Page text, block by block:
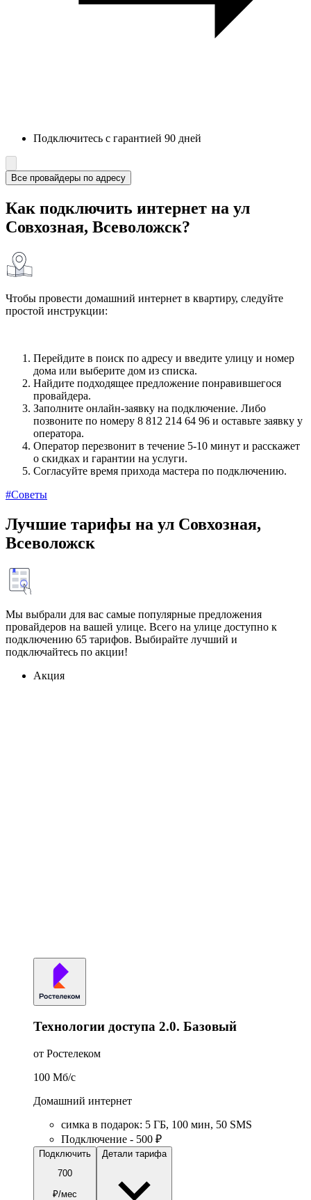
Подключитесь с гарантией 90 дней
Все провайдеры по адресу
Как подключить интернет на ул
Совхозная, Всеволожск?
Чтобы провести домашний интернет в квартиру, следуйте
простой инструкции:
Перейдите в поиск по адресу и введите улицу и номер
дома или выберите дом из списка.
Найдите подходящее предложение понравившегося
провайдера.
Заполните онлайн-заявку на подключение. Либо
позвоните по номеру 8 812 214 64 96 и оставьте заявку у
оператора.
Оператор перезвонит в течение 5-10 минут и расскажет
о скидках и гарантии на услуги.
Согласуйте время прихода мастера по подключению.
#Советы
Лучшие тарифы на ул Совхозная,
Всеволожск
Мы выбрали для вас самые популярные предложения
провайдеров на вашей улице. Всего на улице доступно к
подключению 65 тарифов. Выбирайте лучший и
подключайтесь по акции!
Акция
Технологии доступа 2.0. Базовый
от Ростелеком
100 Мб/c
Домашний интернет
симка в подарок: 5 ГБ, 100 мин, 50 SMS
Подключение - 500 ₽
Подключить
700
₽/мес
Детали тарифа